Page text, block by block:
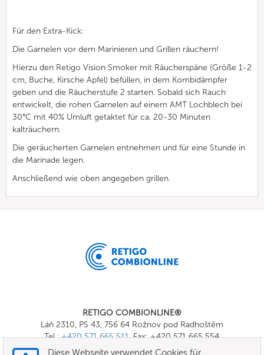
Für den Extra-Kick:
Die Garnelen vor dem Marinieren und Grillen räuchern!
Hierzu den Retigo Vision Smoker mit Räucherspäne (Größe 1-2
cm, Buche, Kirsche Apfel) befüllen, in dem Kombidämpfer
geben und die Räucherstufe 2 starten. Sobald sich Rauch
entwickelt, die rohen Garnelen auf einem AMT Lochblech bei
30°C mit 40% Umluft getaktet für ca. 20-30 Minuten
kalträuchern.
Die geräucherten Garnelen entnehmen und für eine Stunde in
die Marinade legen.
Anschließend wie oben angegeben grillen.
RETIGO COMBIONLINE®
Láň 2310, PS 43, 756 64 Rožnov pod Radhoštěm
Tel.:+420 571 665 511, Fax: +420 571 665 554
E-mail:info@combionline.com
Diese Webseite verwendet Cookies für